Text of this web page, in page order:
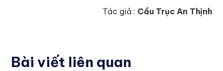
Tác giả : Cầu Trục An Thịnh
Bài viết liên quan